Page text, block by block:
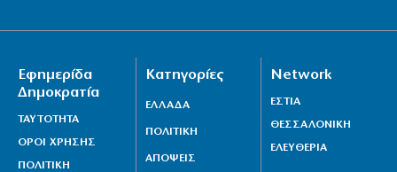
Εφημερίδα
Δημοκρατία
ΤΑΥΤΟΤΗΤΑ
ΟΡΟΙ ΧΡΗΣΗΣ
ΠΟΛΙΤΙΚΗ
Κατηγορίες
ΕΛΛΑΔΑ
ΠΟΛΙΤΙΚΗ
ΑΠΟΨΕΙΣ
Network
ΕΣΤΙΑ
ΘΕΣΣΑΛΟΝΙΚΗ
ΕΛΕΥΘΕΡΙΑ